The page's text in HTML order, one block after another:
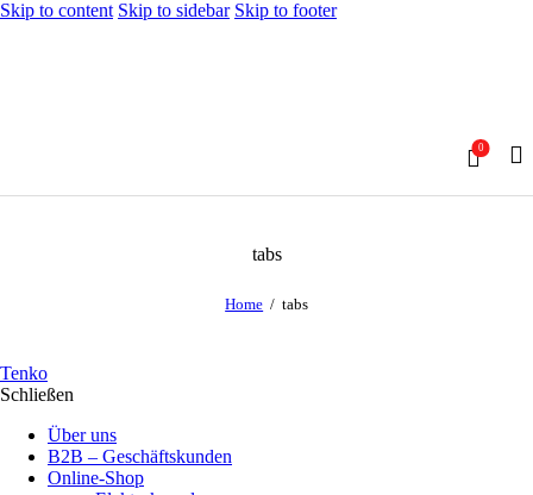
Skip to content Skip to sidebar Skip to footer
0
tabs
Home tabs
Tenko
Schließen
Über uns
B2B – Geschäftskunden
Online-Shop